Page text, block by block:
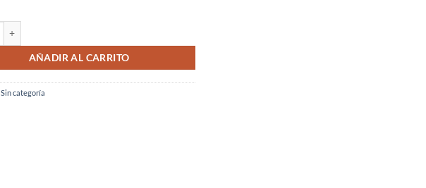
AÑADIR AL CARRITO
Sin categoría